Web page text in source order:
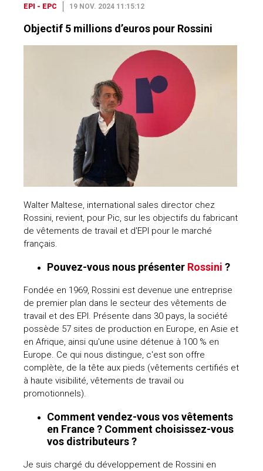
EPI - EPC 19 NOV. 2024 11:15:12
Objectif 5 millions d’euros pour Rossini
Walter Maltese, international sales director chez
Rossini, revient, pour Pic, sur les objectifs du fabricant
de vêtements de travail et d'EPI pour le marché
français.
Pouvez-vous nous présenter Rossini ?
Fondée en 1969, Rossini est devenue une entreprise
de premier plan dans le secteur des vêtements de
travail et des EPI. Présente dans 30 pays, la société
possède 57 sites de production en Europe, en Asie et
en Afrique, ainsi qu'une usine détenue à 100 % en
Europe. Ce qui nous distingue, c'est son offre
complète, de la tête aux pieds (vêtements certifiés et
à haute visibilité, vêtements de travail ou
promotionnels).
Comment vendez-vous vos vêtements
en France ? Comment choisissez-vous
vos distributeurs ?
Je suis chargé du développement de Rossini en